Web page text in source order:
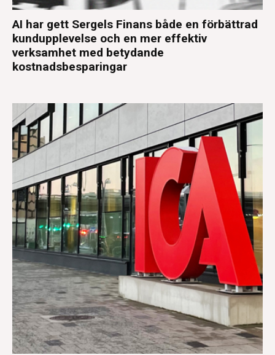
AI har gett Sergels Finans både en förbättrad
kundupplevelse och en mer effektiv
verksamhet med betydande
kostnadsbesparingar